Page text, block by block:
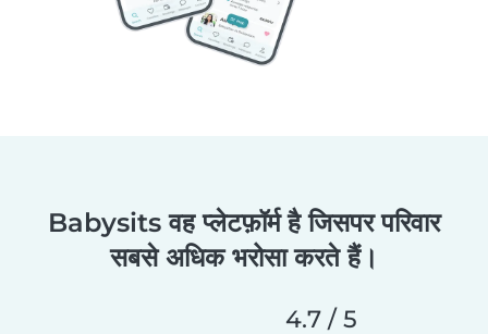
Babysits वह प्लेटफ़ॉर्म है जिसपर परिवार
सबसे अधिक भरोसा करते हैं।
4.7 / 5